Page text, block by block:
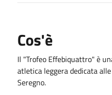
Cos'è
Il "Trofeo Effebiquattro" è
atletica leggera dedicata
Seregno.